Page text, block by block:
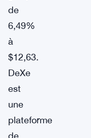
de
6,49%
à
$12,63.
DeXe
est
une
plateforme
de